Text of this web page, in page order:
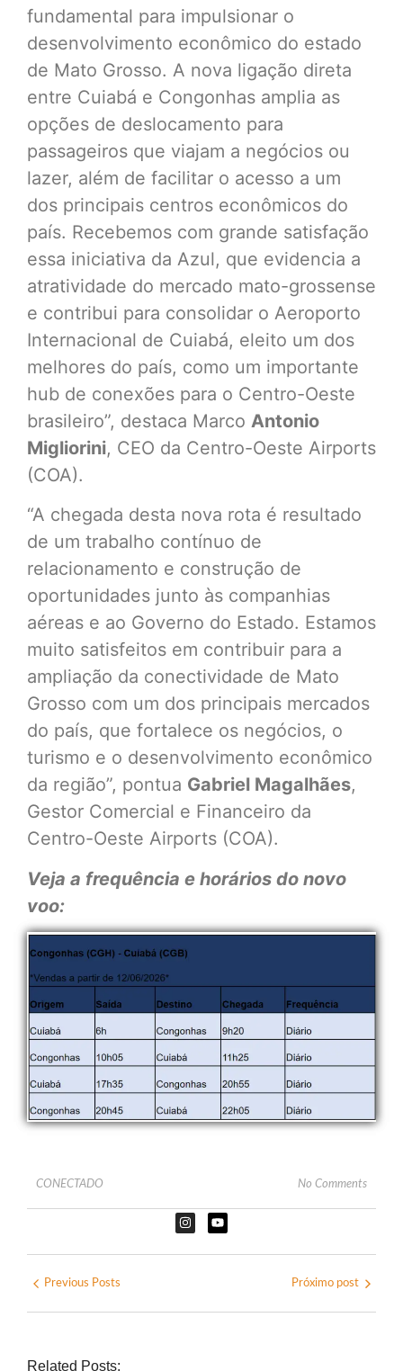
fundamental para impulsionar o
desenvolvimento econômico do estado
de Mato Grosso. A nova ligação direta
entre Cuiabá e Congonhas amplia as
opções de deslocamento para
passageiros que viajam a negócios ou
lazer, além de facilitar o acesso a um
dos principais centros econômicos do
país. Recebemos com grande satisfação
essa iniciativa da Azul, que evidencia a
atratividade do mercado mato-grossense
e contribui para consolidar o Aeroporto
Internacional de Cuiabá, eleito um dos
melhores do país, como um importante
hub de conexões para o Centro-Oeste
brasileiro”, destaca Marco Antonio
Migliorini, CEO da Centro-Oeste Airports
(COA).
“A chegada desta nova rota é resultado
de um trabalho contínuo de
relacionamento e construção de
oportunidades junto às companhias
aéreas e ao Governo do Estado. Estamos
muito satisfeitos em contribuir para a
ampliação da conectividade de Mato
Grosso com um dos principais mercados
do país, que fortalece os negócios, o
turismo e o desenvolvimento econômico
da região”, pontua Gabriel Magalhães,
Gestor Comercial e Financeiro da
Centro-Oeste Airports (COA).
Veja a frequência e horários do novo
voo:
CONECTADO No Comments
Previous Posts Próximo post
Related Posts: